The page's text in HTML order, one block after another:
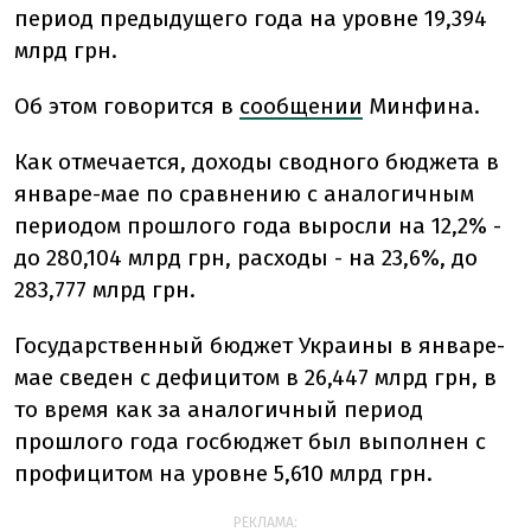
период предыдущего года на уровне 19,394
млрд грн.
Об этом говорится в сообщении Минфина.
Как отмечается, доходы сводного бюджета в
январе-мае по сравнению с аналогичным
периодом прошлого года выросли на 12,2% -
до 280,104 млрд грн, расходы - на 23,6%, до
283,777 млрд грн.
Государственный бюджет Украины в январе-
мае сведен с дефицитом в 26,447 млрд грн, в
то время как за аналогичный период
прошлого года госбюджет был выполнен с
профицитом на уровне 5,610 млрд грн.
РЕКЛАМА: